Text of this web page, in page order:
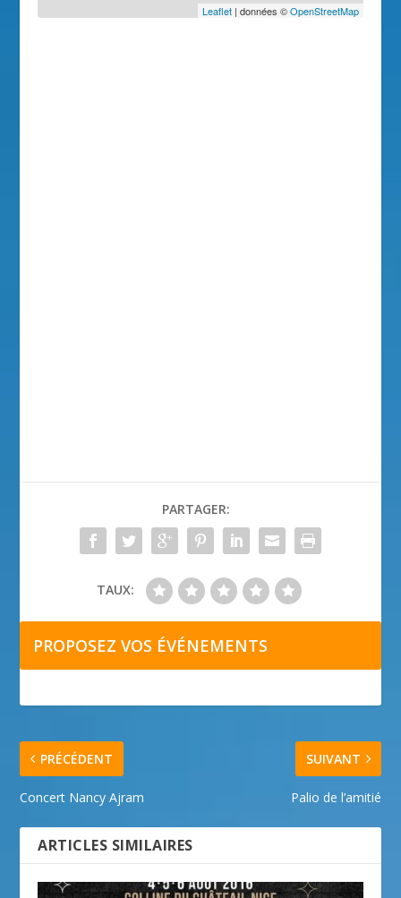
Leaflet| données ©OpenStreetMap
PARTAGER:
TAUX:
PROPOSEZ VOS ÉVÉNEMENTS
PRÉCÉDENT
Concert Nancy Ajram
SUIVANT
Palio de l’amitié
ARTICLES SIMILAIRES